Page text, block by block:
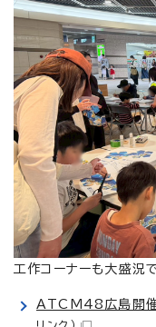
工作コーナーも大盛況
ATCM48広島開催